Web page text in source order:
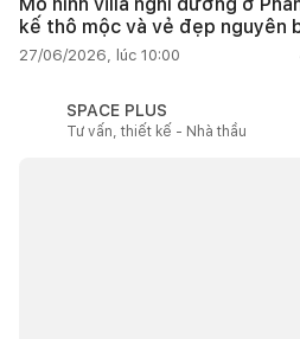
kế thô mộc và vẻ đẹp nguyên
27/06/2026, lúc 10:00
SPACE PLUS
Tư vấn, thiết kế - Nhà thầu